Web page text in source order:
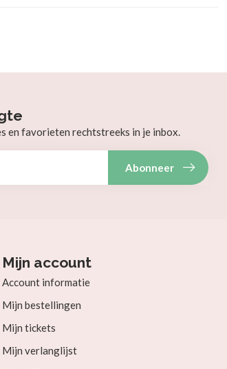
en favorieten rechtstreeks in je inbox.
Abonneer
Mijn account
Account informatie
Mijn bestellingen
Mijn tickets
Mijn verlanglijst